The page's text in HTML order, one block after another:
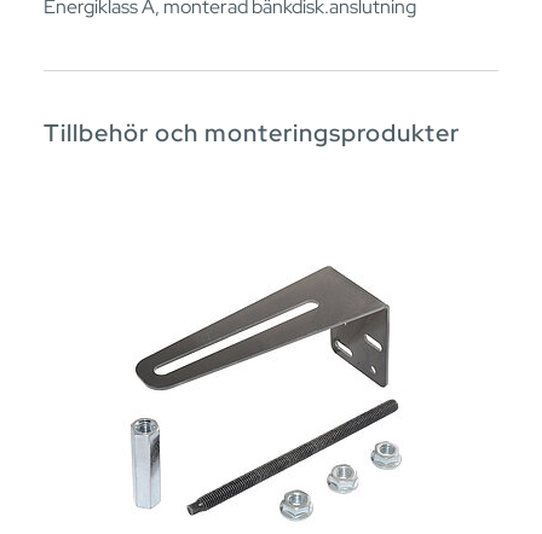
Energiklass A, monterad bänkdisk.anslutning
Tillbehör och monteringsprodukter